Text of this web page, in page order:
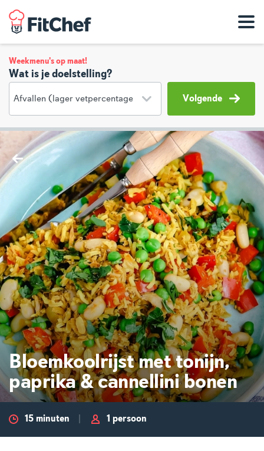
Weekmenu's op maat!
Wat is je doelstelling?
Volgende
Bloemkoolrijst met tonijn,
paprika & cannellini bonen
15 minuten 1 persoon